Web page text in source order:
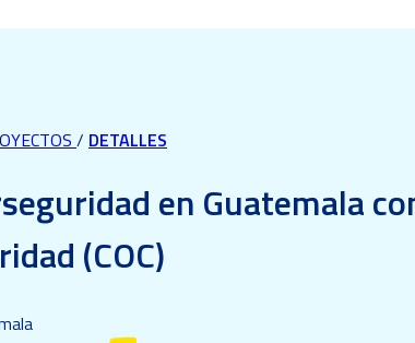
/ DETALLES
en Guatemala
(COC)